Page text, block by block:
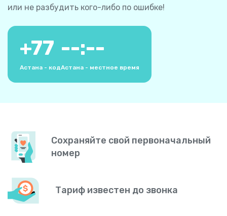
или не разбудить кого-либо по ошибке!
+77
Астана - код
--:--
Астана - местное время
Сохраняйте свой первоначальный
номер
Тариф известен до звонка